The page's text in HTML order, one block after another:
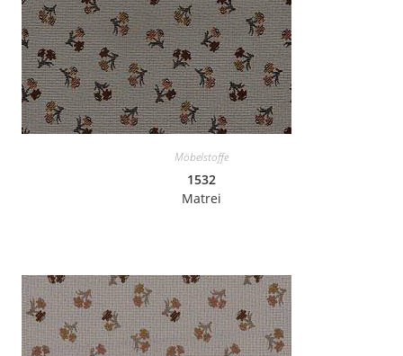
Möbelstoffe
1532
Matrei